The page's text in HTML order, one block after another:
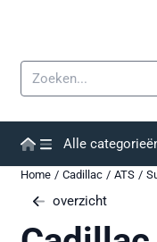
Zoeken
Alle
Home / Cadillac / ATS /
overzicht